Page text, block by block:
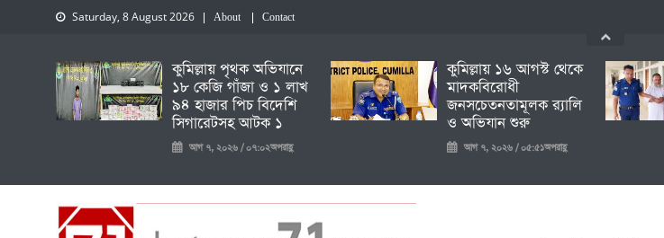
Saturday, 8 August 2026 About Contact
কুমিল্লায় পৃথক অভিযানে
১৮ কেজি গাঁজা ও ১ লাখ
৯৪ হাজার পিচ বিদেশি
সিগারেটসহ আটক ১
আগ ৭, ২০২৬ / ০৭:০২অপরাহ্ণ
কুমিল্লায় ১৬ আগস্ট থেকে
মাদকবিরোধী
জনসচেতনতামূলক র‍্যালি
ও অভিযান শুরু
আগ ৭, ২০২৬ / ০৫:৫১অপরাহ্ণ